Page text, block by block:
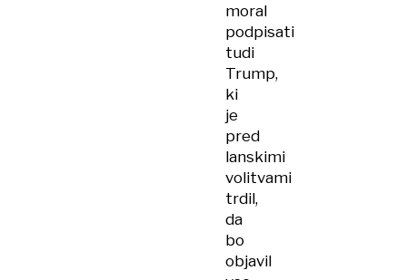
moral
podpisati
tudi
Trump,
ki
je
pred
lanskimi
volitvami
trdil,
da
bo
objavil